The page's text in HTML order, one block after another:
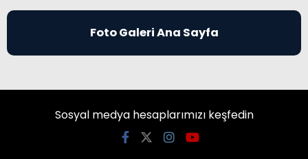
Foto Galeri Ana Sayfa
Sosyal medya hesaplarımızı keşfedin